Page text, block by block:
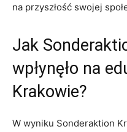
na przyszłość swojej
Jak‍
wpłynęło na
Krakowie?
W ⁣wyniku Sonderaktion